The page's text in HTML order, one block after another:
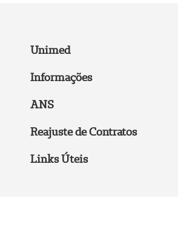
Unimed
Informações
ANS
Reajuste de Contratos